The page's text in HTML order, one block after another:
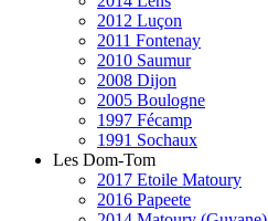
2012 Luçon
2011 Fontenay
2010 Saumur
2008 Dijon
2005 Boulogne
1997 Fécamp
1991 Sochaux
Les Dom-Tom
2017 Etoile Matoury
2016 Papeete